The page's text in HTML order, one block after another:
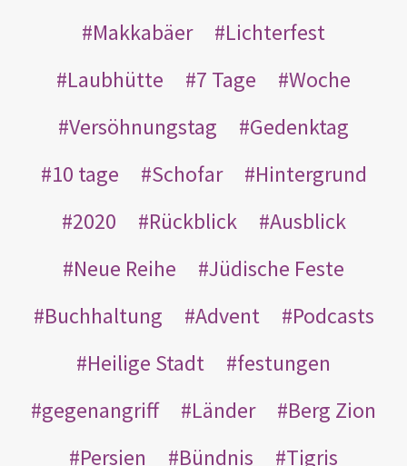
Makkabäer
Lichterfest
Laubhütte
7 Tage
Woche
Versöhnungstag
Gedenktag
10 tage
Schofar
Hintergrund
2020
Rückblick
Ausblick
Neue Reihe
Jüdische Feste
Buchhaltung
Advent
Podcasts
Heilige Stadt
festungen
gegenangriff
Länder
Berg Zion
Persien
Bündnis
Tigris